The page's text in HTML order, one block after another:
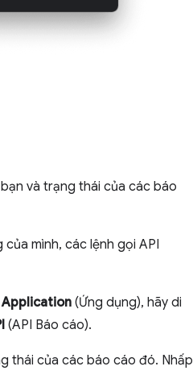
và trạng thái của các báo
mình, các lệnh gọi API
Application (Ứng dụng), hãy di
(API Báo cáo).
thái của các báo cáo đó. Nhấp